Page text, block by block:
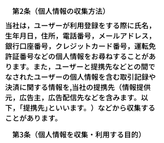
第2条（個人情報の収集方法）
当社は，ユーザーが利用登録をする際に氏名，
生年月日，住所，電話番号，メールアドレス，
銀行口座番号，クレジットカード番号，運転免
許証番号などの個人情報をお尋ねすることがあ
ります。また，ユーザーと提携先などとの間で
なされたユーザーの個人情報を含む取引記録や
決済に関する情報を,当社の提携先（情報提供
元，広告主，広告配信先などを含みます。以
下，｢提携先｣といいます。）などから収集する
ことがあります。
第3条（個人情報を収集・利用する目的）